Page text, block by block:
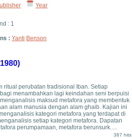
Year
: 1
: Yanti Benson
ritual perubatan tradisional Iban. Setiap
menambahkan lagi keindahan seni berpuisi
maksud metafora yang membentuk
alam manusia dengan alam ghaib. Kajian ini
kategori metafora yang terdapat di
setiap kategori metafora. Dapatan
perumpamaan, metafora berunsurk.....
387 hits